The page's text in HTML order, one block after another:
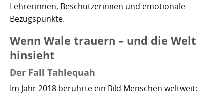
Lehrerinnen, Beschützerinnen und emotionale
Bezugspunkte.
Wenn Wale trauern – und die Welt
hinsieht
Der Fall Tahlequah
Im Jahr 2018 berührte ein Bild Menschen weltweit: